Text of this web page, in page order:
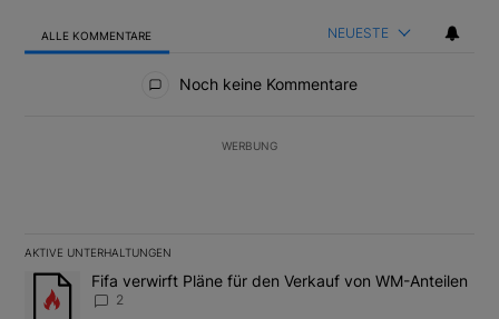
ALLE KOMMENTARE NEUESTE
Noch keine Kommentare
WERBUNG
AKTIVE UNTERHALTUNGEN
Das Folgende ist eine Liste der am meisten kommentierten
Ein Trendartikel mit dem Titel "Fifa verwirft Pläne für den
Fifa verwirft Pläne für den Verkauf von WM-Anteilen
2